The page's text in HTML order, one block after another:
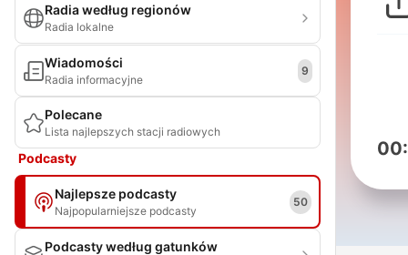
Radia według regionów
Radia lokalne
Wiadomości
Radia informacyjne
9
Polecane
Lista najlepszych stacji radiowych
Podcasty
Najlepsze podcasty
Najpopularniejsze podcasty
50
Podcasty według gatunków